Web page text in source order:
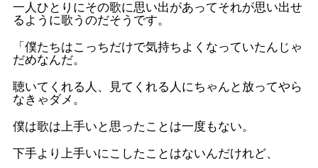
一人ひとりにその歌に思い出があってそれが思い出せ
るように歌うのだそうです。
「僕たちはこっちだけで気持ちよくなっていたんじゃ
だめなんだ。
聴いてくれる人、見てくれる人にちゃんと放ってやら
なきゃダメ。
僕は歌は上手いと思ったことは一度もない。
下手より上手いにこしたことはないんだけれど、